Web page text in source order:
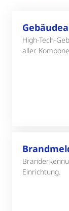
High-Tech-
aller
Einrichtung.